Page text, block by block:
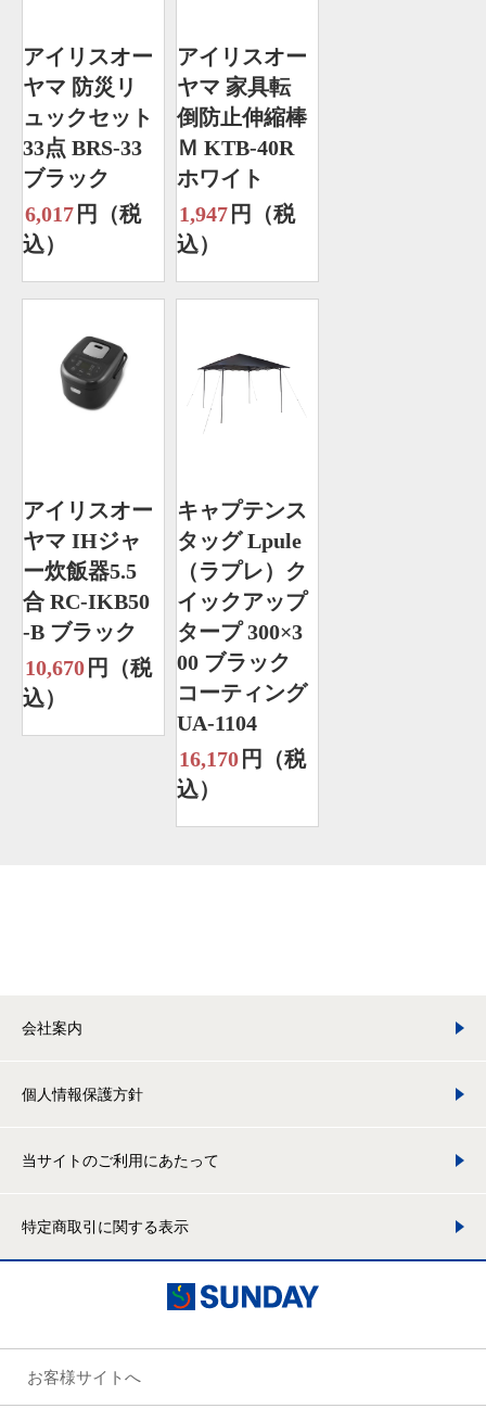
アイリスオー
ヤマ 防災リ
ュックセット
33点 BRS-33
ブラック
6,017 円（税
込）
アイリスオー
ヤマ 家具転
倒防止伸縮棒
Ｍ KTB-40R
ホワイト
1,947 円（税
込）
アイリスオー
ヤマ IHジャ
ー炊飯器5.5
合 RC-IKB50
-B ブラック
10,670 円（税
込）
キャプテンス
タッグ Lpule
（ラプレ）ク
イックアップ
タープ 300×3
00 ブラック
コーティング
UA-1104
16,170 円（税
込）
会社案内
個人情報保護方針
当サイトのご利用にあたって
特定商取引に関する表示
お客様サイトへ